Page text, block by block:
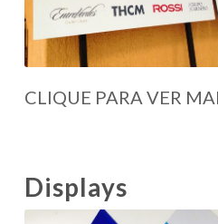
CLIQUE PARA VER
Displays